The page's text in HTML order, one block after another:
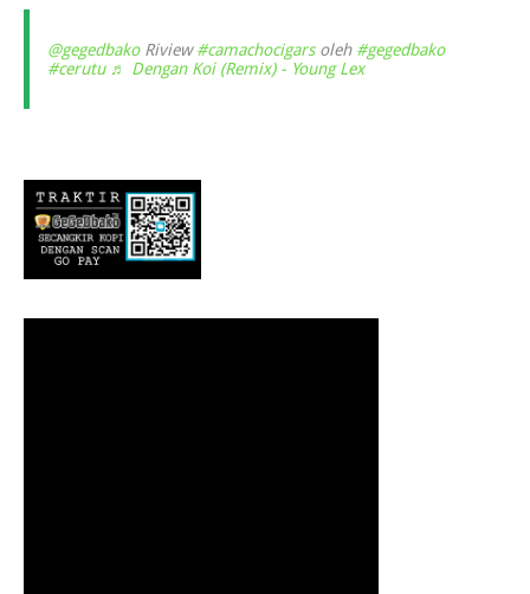
@gegedbakoRiview#camachocigarsoleh #gegedbako
#cerutu ♬ Dengan Koi (Remix) - Young Lex